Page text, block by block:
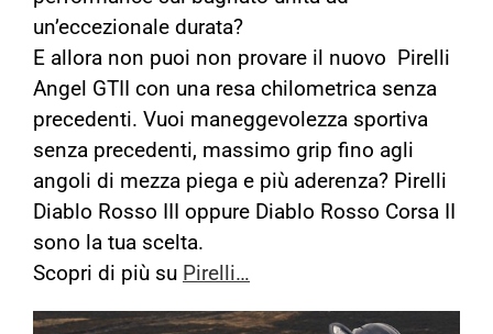
un’eccezionale durata?
E allora non puoi non provare il nuovo Pirelli
Angel GTII con una resa chilometrica senza
precedenti. Vuoi maneggevolezza sportiva
senza precedenti, massimo grip fino agli
angoli di mezza piega e più aderenza? Pirelli
Diablo Rosso III oppure Diablo Rosso Corsa II
sono la tua scelta.
Scopri di più su Pirelli…